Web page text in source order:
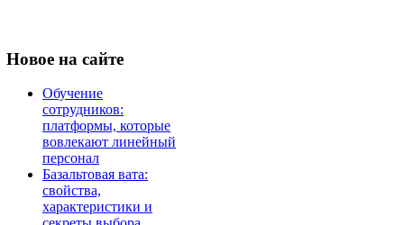
Новое на сайте
Обучение
сотрудников:
платформы, которые
вовлекают линейный
персонал
Базальтовая вата:
свойства,
характеристики и